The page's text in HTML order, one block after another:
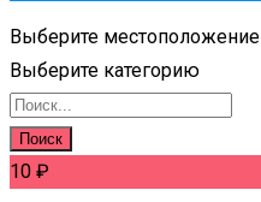
Выберите местоположение
Выберите категорию
Поиск
10 ₽